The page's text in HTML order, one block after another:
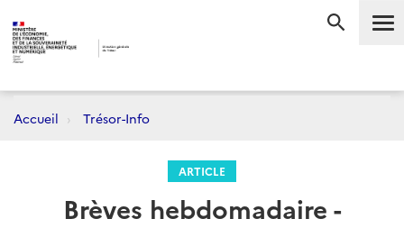
Accueil Trésor-Info
ARTICLE
Brèves hebdomadaire -